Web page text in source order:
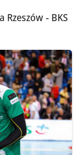
Rzeszów - BKS